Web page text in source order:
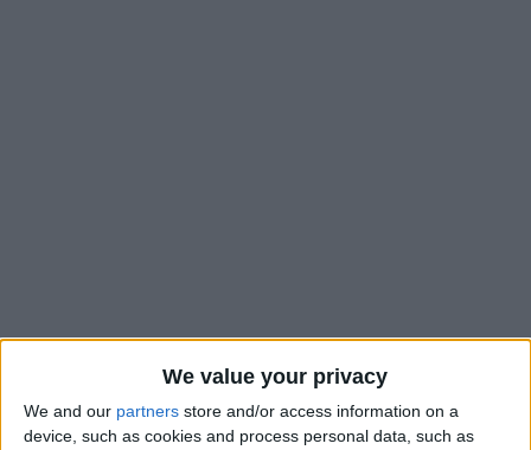
We value your privacy
We and our partners store and/or access information on a
device, such as cookies and process personal data, such as
Il y a quelques jours, dans la foulée de la défaite de l’AS